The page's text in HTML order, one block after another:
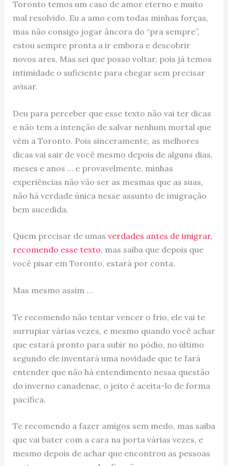
Toronto temos um caso de amor eterno e muito
mal resolvido. Eu a amo com todas minhas forças,
mas não consigo jogar âncora do “pra sempre”,
estou sempre pronta a ir embora e descobrir
novos ares. Mas sei que posso voltar, pois já temos
intimidade o suficiente para chegar sem precisar
avisar.
Deu para perceber que esse texto não vai ter dicas
e não tem a intenção de salvar nenhum mortal que
vêm a Toronto. Pois sinceramente, as melhores
dicas vai sair de você mesmo depois de alguns dias,
meses e anos … e provavelmente, minhas
experiências não vão ser as mesmas que as suas,
não há verdade única nesse assunto de imigração
bem sucedida.
Quem precisar de umas verdades antes de imigrar,
recomendo esse texto, mas saiba que depois que
você pisar em Toronto, estará por conta.
Mas mesmo assim …
Te recomendo não tentar vencer o frio, ele vai te
surrupiar várias vezes, e mesmo quando você achar
que estará pronto para subir no pódio, no último
segundo ele inventará uma novidade que te fará
entender que não há entendimento nessa questão
do inverno canadense, o jeito é aceita-lo de forma
pacífica.
Te recomendo a fazer amigos sem medo, mas saiba
que vai bater com a cara na porta várias vezes, e
mesmo depois de achar que encontrou as pessoas